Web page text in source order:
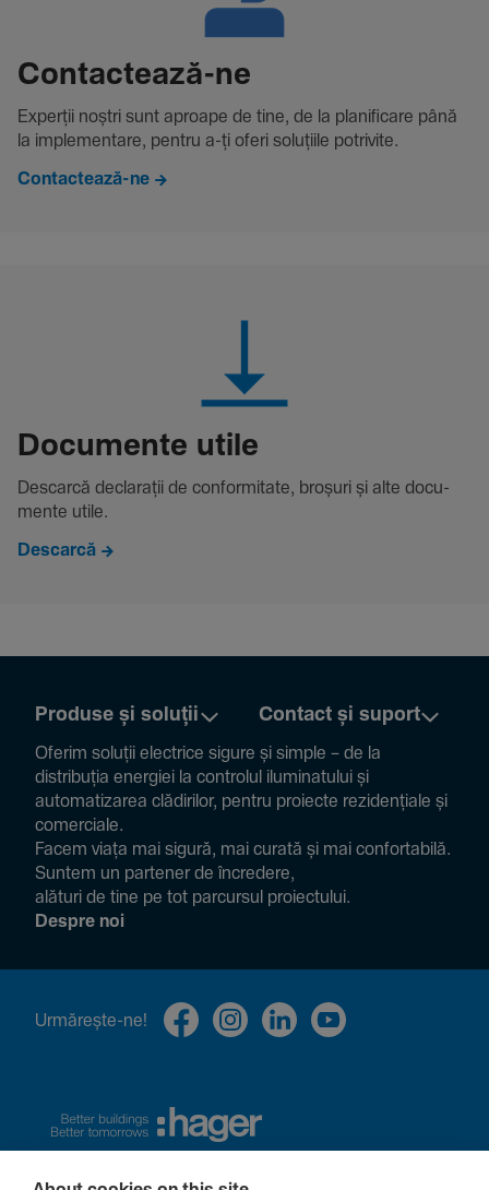
Contac­tează-ne
Experții noștri sunt aproape de tine, de la plani­fi­care până
la imple­men­tare, pentru a-ți oferi solu­țiile potri­vite.
Contactează-ne
Docu­mente utile
Descarcă decla­rații de conformitate, broșuri și alte docu­
mente utile.
Descarcă
Produse și soluții Contact și suport
Oferim soluții electrice sigure și simple – de la
distribuția energiei la controlul ilumi­na­tului și
auto­ma­ti­zarea clădi­rilor, pentru proiecte rezi­den­țiale și
comer­ciale.
Facem viața mai sigură, mai curată și mai confor­ta­bilă.
Suntem un partener de încre­dere,
alături de tine pe tot parcursul proiec­tului.
Despre noi
Urmă­rește-ne!